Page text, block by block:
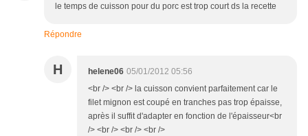
le temps de cuisson pour du porc est trop court ds la recette
Répondre
H helene06 05/01/2012 05:56
<br /> <br /> la cuisson convient parfaitement car le
filet mignon est coupé en tranches pas trop épaisse,
après il suffit d'adapter en fonction de l'épaisseur<br
/> <br /> <br /> <br />